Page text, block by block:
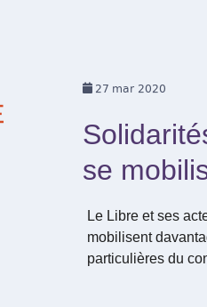
27 mar 2020
se
Le Libre et ses
mobilisent
particulières du